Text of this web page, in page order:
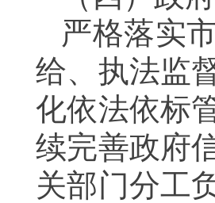
严格落实
给、执法监
化依法依标
续完善政府
关部门分工